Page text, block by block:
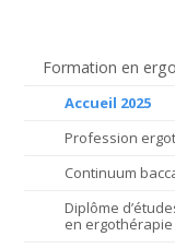
Formation en
Accueil 2025
Profession
Continuum
Diplôme
en ergothérapie